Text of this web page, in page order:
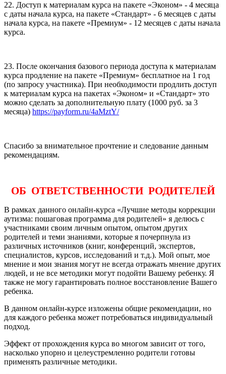
22. Доступ к материалам курса на пакете «Эконом» - 4 месяца
с даты начала курса, на пакете «Стандарт» - 6 месяцев с даты
начала курса, на пакете «Премиум» - 12 месяцев с даты начала
курса.
23. После окончания базового периода доступа к материалам
курса продление на пакете «Премиум» бесплатное на 1 год
(по запросу участника). При необходимости продлить доступ
к материалам курса на пакетах «Эконом» и «Стандарт» это
можно сделать за дополнительную плату (1000 руб. за 3
месяца) https://payform.ru/4aMztY/
Спасибо за внимательное прочтение и следование данным
рекомендациям.
ОБ ОТВЕТСТВЕННОСТИ РОДИТЕЛЕЙ
В рамках данного онлайн-курса «Лучшие методы коррекции
аутизма: пошаговая программа для родителей» я делюсь с
участниками своим личным опытом, опытом других
родителей и теми знаниями, которые я почерпнула из
различных источников (книг, конференций, экспертов,
специалистов, курсов, исследований и т.д.). Мой опыт, мое
мнение и мои знания могут не всегда отражать мнение других
людей, и не все методики могут подойти Вашему ребенку. Я
также не могу гарантировать полное восстановление Вашего
ребенка.
В данном онлайн-курсе изложены общие рекомендации, но
для каждого ребенка может потребоваться индивидуальный
подход.
Эффект от прохождения курса во многом зависит от того,
насколько упорно и целеустремленно родители готовы
применять различные методики.